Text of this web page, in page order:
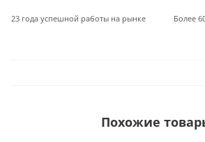
23 года успешной работы на рынке Более
Похожие